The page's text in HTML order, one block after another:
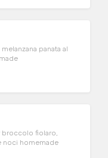
panata al
broccolo fiolaro,
noci homemade